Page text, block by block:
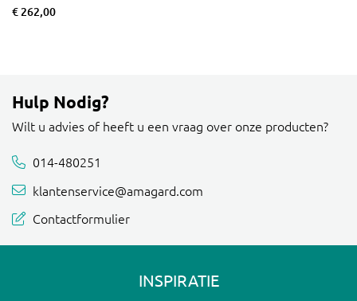
€ 262,00
Hulp Nodig?
Wilt u advies of heeft u een vraag over onze producten?
014-480251
klantenservice@amagard.com
Contactformulier
INSPIRATIE